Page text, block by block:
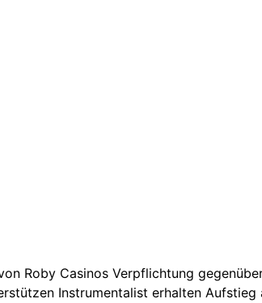
Roby Casinos Verpflichtung
Instrumentalist erhalten Aufstieg